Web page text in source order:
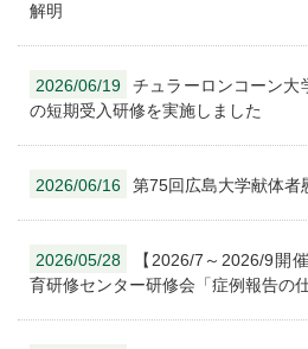
解明
2026/06/19
チュラーロンコーン大
の短期受入研修を実施しました
2026/06/16 第75回広島大学献体者
2026/05/28
【2026/7～2026/9開
育研修センター研修会「症例報告の